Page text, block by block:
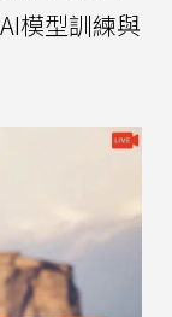
模型訓練與